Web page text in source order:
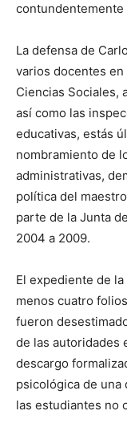
contundentemente
La defensa de
varios docentes en
Ciencias Sociales,
así como las
educativas, estás
nombramiento de
administrativas,
política del
parte de la Junta
2004 a 2009.
El expediente de
menos cuatro
fueron
de las autoridades
descargo
psicológica de una
las estudiantes no